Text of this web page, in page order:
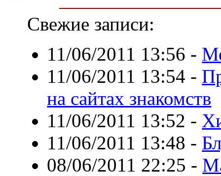
Свежие записи:
11/06/2011 13:56 -
11/06/2011 13:54 -
на сайтах знакомств
11/06/2011 13:52 -
11/06/2011 13:48 -
08/06/2011 22:25 -